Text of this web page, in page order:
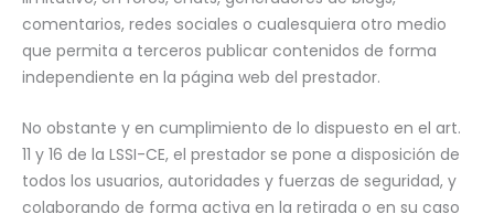
comentarios, redes sociales o cualesquiera otro medio
que permita a terceros publicar contenidos de forma
independiente en la página web del prestador.
No obstante y en cumplimiento de lo dispuesto en el art.
11 y 16 de la LSSI-CE, el prestador se pone a disposición de
todos los usuarios, autoridades y fuerzas de seguridad, y
colaborando de forma activa en la retirada o en su caso